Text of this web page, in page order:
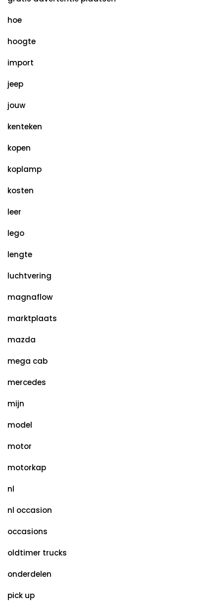
hoe
hoogte
import
jeep
jouw
kenteken
kopen
koplamp
kosten
leer
lego
lengte
luchtvering
magnaflow
marktplaats
mazda
mega cab
mercedes
mijn
model
motor
motorkap
nl
nl occasion
occasions
oldtimer trucks
onderdelen
pick up